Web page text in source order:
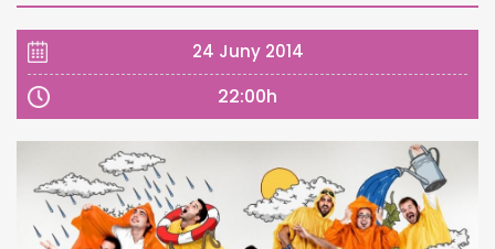
24 Juny 2014
22:00h